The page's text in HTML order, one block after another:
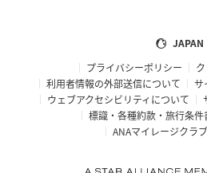
JAPAN
プライバシーポリシー
利用者情報の外部送信について
サ
ウェブアクセシビリティについて
標識・各種約款・旅行条
ANAマイレージクラ